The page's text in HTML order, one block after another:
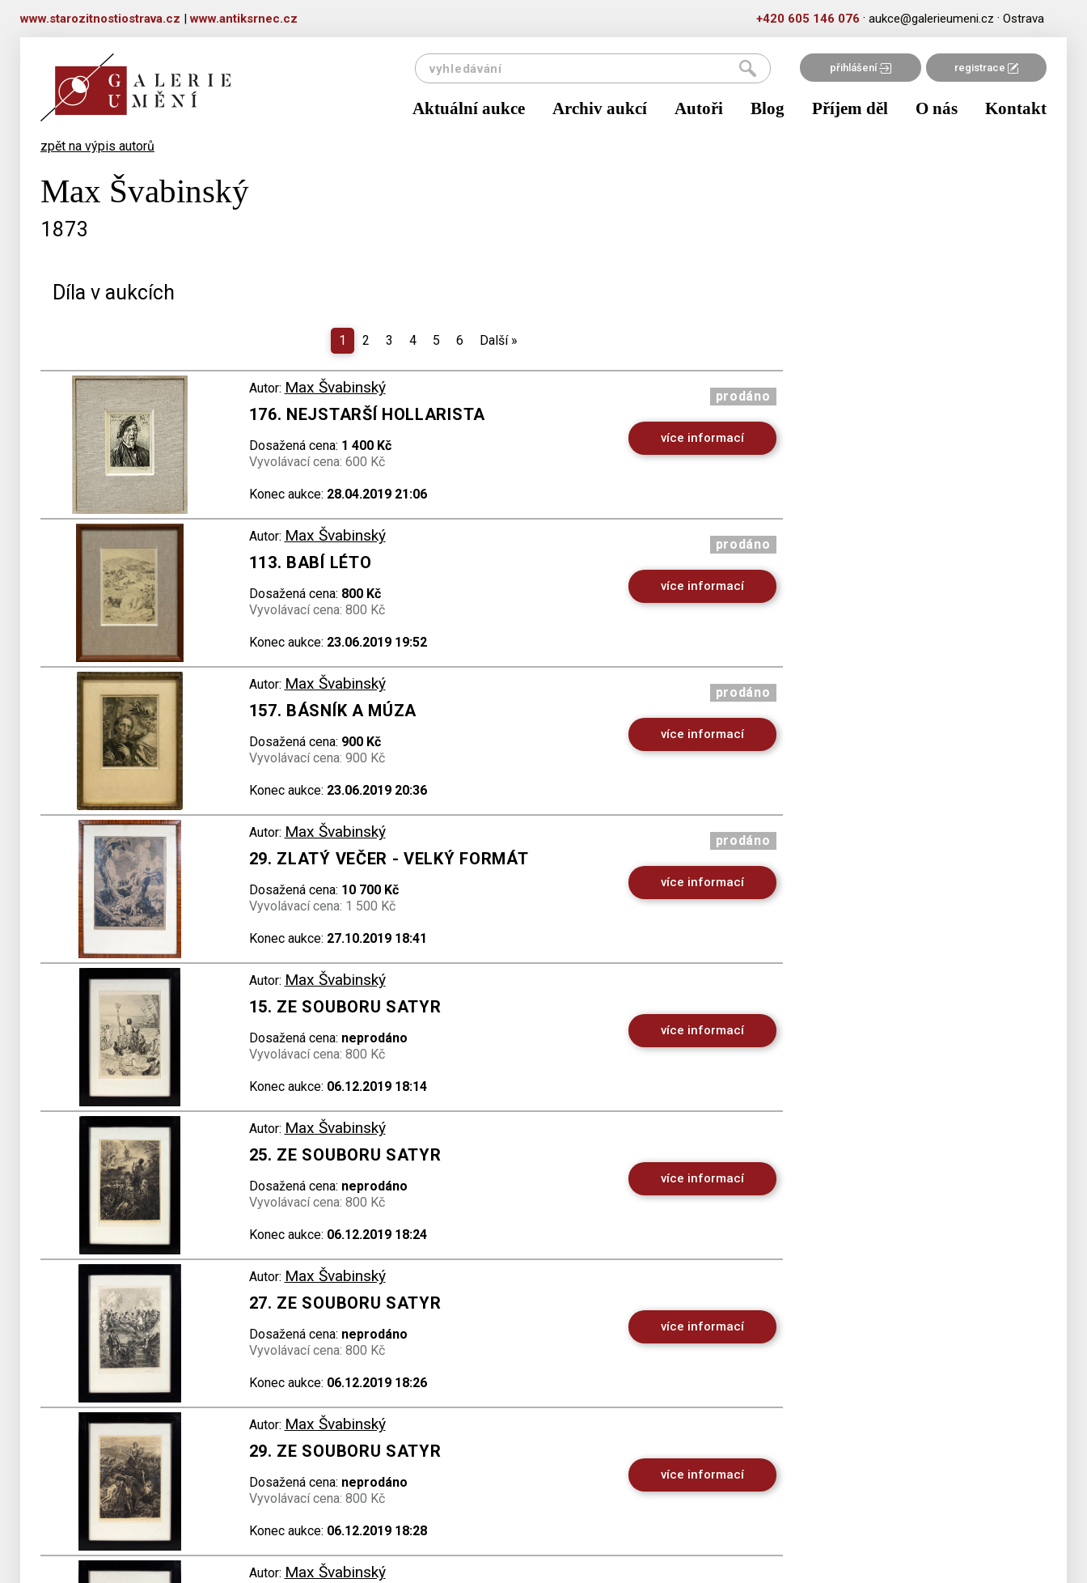
www.starozitnostiostrava.cz |www.antiksrnec.cz +420 605 146 076 · aukce@galerieumeni.cz · Ostrava
přihlášení registrace
Aktuální aukce Archiv aukcí Autoři Blog Příjem děl O nás Kontakt
zpět na výpis autorů
Max Švabinský
1873
Díla v aukcích
1 2 3 4 5 6 Další »
Autor: Max Švabinský
176. NEJSTARŠÍ HOLLARISTA
Dosažená cena: 1 400 Kč
Vyvolávací cena: 600 Kč
Konec aukce: 28.04.2019 21:06
prodáno
více informací
Autor: Max Švabinský
113. BABÍ LÉTO
Dosažená cena: 800 Kč
Vyvolávací cena: 800 Kč
Konec aukce: 23.06.2019 19:52
prodáno
více informací
Autor: Max Švabinský
157. BÁSNÍK A MÚZA
Dosažená cena: 900 Kč
Vyvolávací cena: 900 Kč
Konec aukce: 23.06.2019 20:36
prodáno
více informací
Autor: Max Švabinský
29. ZLATÝ VEČER - VELKÝ FORMÁT
Dosažená cena: 10 700 Kč
Vyvolávací cena: 1 500 Kč
Konec aukce: 27.10.2019 18:41
prodáno
více informací
Autor: Max Švabinský
15. ZE SOUBORU SATYR
Dosažená cena: neprodáno
Vyvolávací cena: 800 Kč
Konec aukce: 06.12.2019 18:14
více informací
Autor: Max Švabinský
25. ZE SOUBORU SATYR
Dosažená cena: neprodáno
Vyvolávací cena: 800 Kč
Konec aukce: 06.12.2019 18:24
více informací
Autor: Max Švabinský
27. ZE SOUBORU SATYR
Dosažená cena: neprodáno
Vyvolávací cena: 800 Kč
Konec aukce: 06.12.2019 18:26
více informací
Autor: Max Švabinský
29. ZE SOUBORU SATYR
Dosažená cena: neprodáno
Vyvolávací cena: 800 Kč
Konec aukce: 06.12.2019 18:28
více informací
Autor: Max Švabinský